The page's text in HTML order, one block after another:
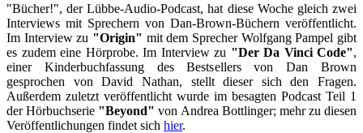
"Bücher!", der Lübbe-Audio-Podcast, hat diese Woche gleich zwei
Interviews mit Sprechern von Dan-Brown-Büchern veröffentlicht.
Im Interview zu "Origin" mit dem Sprecher Wolfgang Pampel gibt
es zudem eine Hörprobe. Im Interview zu "Der Da Vinci Code",
einer Kinderbuchfassung des Bestsellers von Dan Brown
gesprochen von David Nathan, stellt dieser sich den Fragen.
Außerdem zuletzt veröffentlicht wurde im besagten Podcast Teil 1
der Hörbuchserie "Beyond" von Andrea Bottlinger; mehr zu diesen
Veröffentlichungen findet sich hier.